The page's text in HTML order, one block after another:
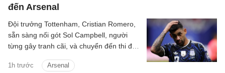
đến Arsenal
1h trước Arsenal
Đội trưởng Tottenham, Cristian Romero,
sẵn sàng nối gót Sol Campbell, người
từng gây tranh cãi, và chuyển đến thi đấu